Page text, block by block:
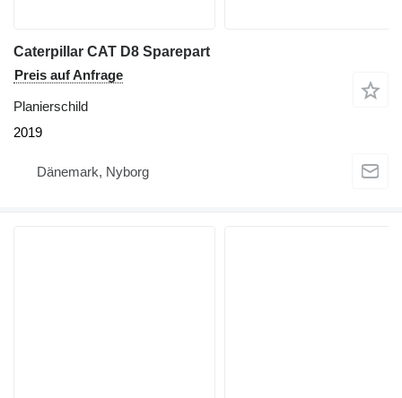
Caterpillar CAT D8 Sparepart
Preis auf Anfrage
Planierschild
2019
Dänemark, Nyborg